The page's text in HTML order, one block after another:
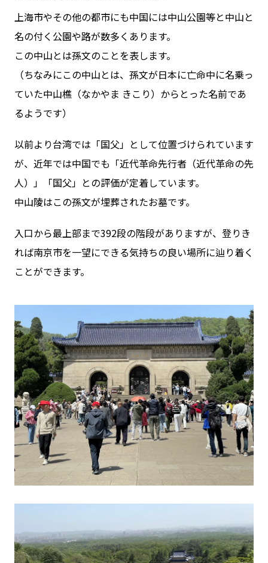
上海市やその他の都市にも中国には中山公園等と中山と
名の付く公園や路が数多くあります。
この中山とは孫文のことを表します。
（ちなみにこの中山とは、孫文が日本に亡命中に名乗っ
ていた中山樵（なかやま きこり）からとった名前であ
るようです）
以前より台湾では「国父」として位置づけられています
が、近年では中国でも「近代革命先行者（近代革命の先
人）」「国父」との評価が定着しています。
中山陵はこの孫文が埋葬されたお墓です。
入口から最上部まで392段の階段がありますが、登りき
れば南京市を一望にできる気持ちの良い場所に辿り着く
ことができます。